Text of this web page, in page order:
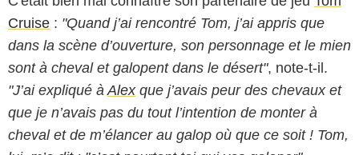
Cruise : "Quand j’ai rencontré Tom, j’ai appris que
dans la scène d’ouverture, son personnage et le mien
sont à cheval et galopent dans le désert", note-t-il.
"J’ai expliqué àAlexque j’avais peur des chevaux et
que je n’avais pas du tout l’intention de monter à
cheval et de m’élancer au galop où que ce soit ! Tom,